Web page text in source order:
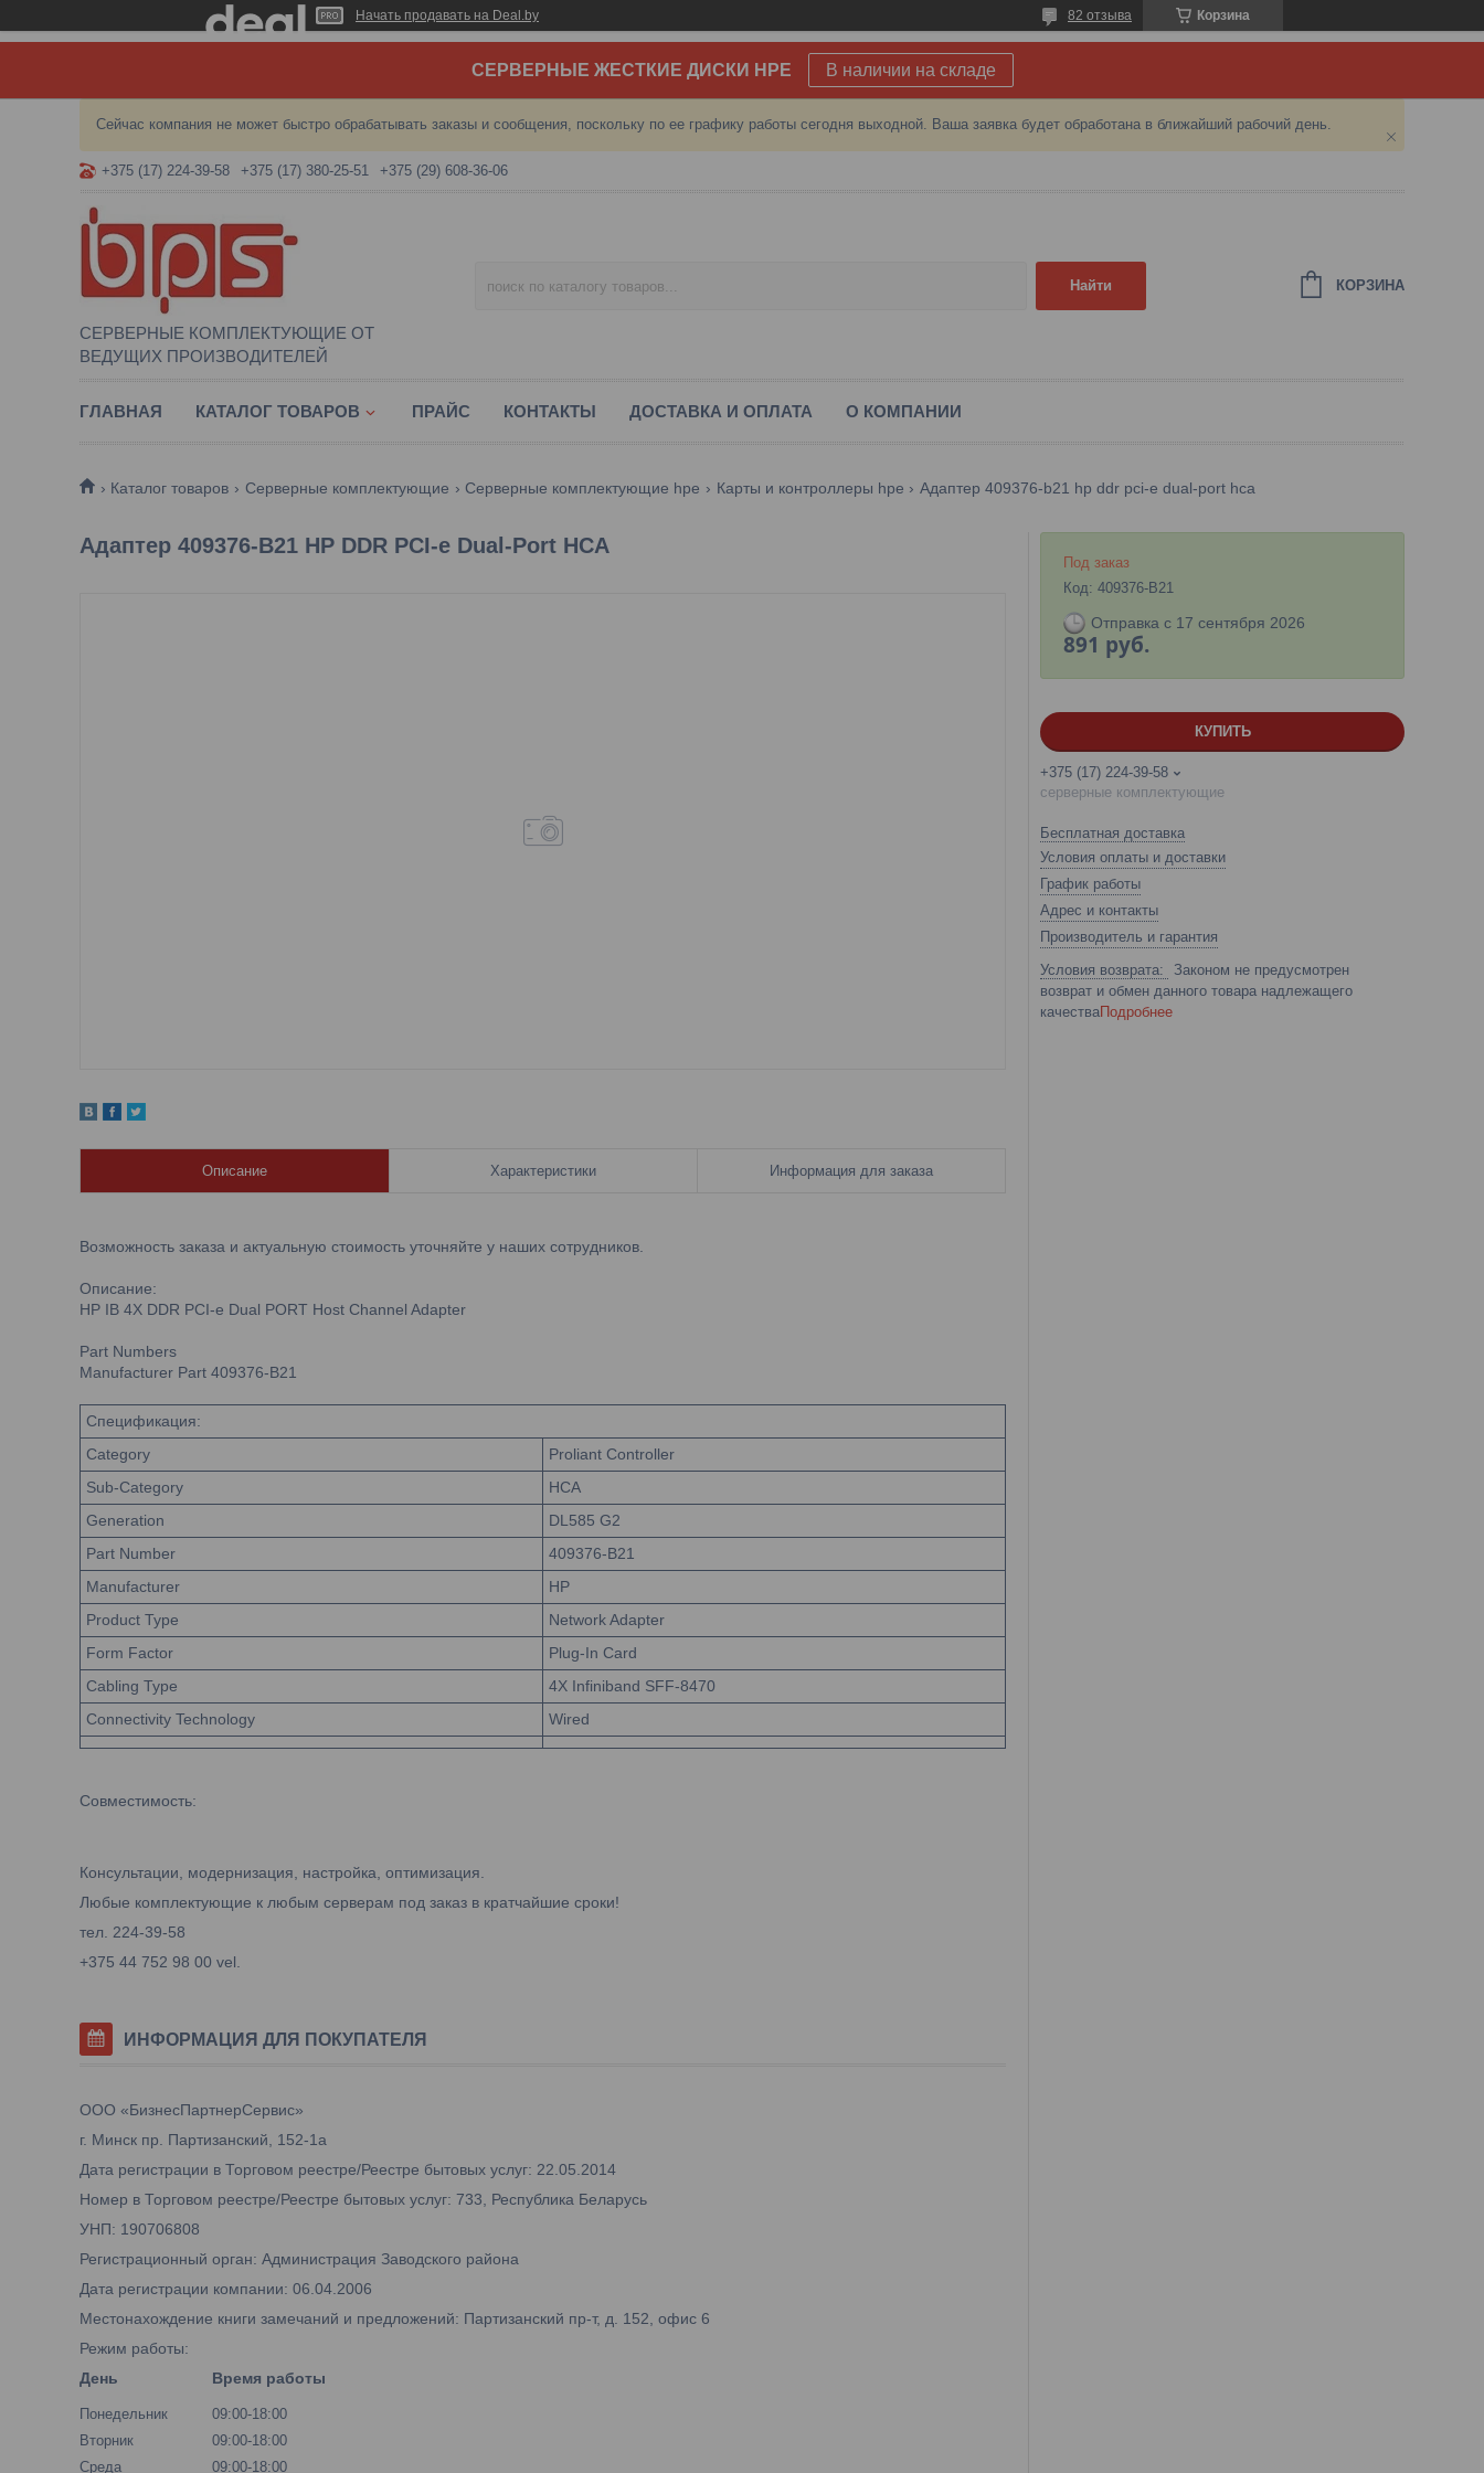
Начать продавать на Deal.by Корзина
82 отзыва
СЕРВЕРНЫЕ ЖЕСТКИЕ ДИСКИ HPE В наличии на складе
Сейчас компания не может быстро обрабатывать заказы и сообщения, поскольку по ее графику работы сегодня выходной. Ваша заявка будет обработана в ближайший рабочий день.
+375 (17) 224-39-58 +375 (17) 380-25-51 +375 (29) 608-36-06
СЕРВЕРНЫЕ КОМПЛЕКТУЮЩИЕ ОТ
ВЕДУЩИХ ПРОИЗВОДИТЕЛЕЙ
Найти КОРЗИНА
ГЛАВНАЯ КАТАЛОГ ТОВАРОВ ПРАЙС КОНТАКТЫ ДОСТАВКА И ОПЛАТА О КОМПАНИИ
Каталог товаров Серверные комплектующие Серверные комплектующие hpe Карты и контроллеры hpe Адаптер 409376-b21 hp ddr pci-e dual-port hca
Адаптер 409376-B21 HP DDR PCI-e Dual-Port HCA
Описание Характеристики Информация для заказа
Возможность заказа и актуальную стоимость уточняйте у наших сотрудников.
Описание:
HP IB 4X DDR PCI-e Dual PORT Host Channel Adapter
Part Numbers
Manufacturer Part 409376-B21
Спецификация:
Category
Proliant Controller
Sub-Category
HCA
Generation
DL585 G2
Part Number
409376-B21
Manufacturer
HP
Product Type
Network Adapter
Form Factor
Plug-In Card
Cabling Type
4X Infiniband SFF-8470
Connectivity Technology
Wired
Совместимость:
Консультации, модернизация, настройка, оптимизация.
Любые комплектующие к любым серверам под заказ в кратчайшие сроки!
тел. 224-39-58
+375 44 752 98 00 vel.
ИНФОРМАЦИЯ ДЛЯ ПОКУПАТЕЛЯ
ООО «БизнесПартнерСервис»
г. Минск пр. Партизанский, 152-1а
Дата регистрации в Торговом реестре/Реестре бытовых услуг: 22.05.2014
Номер в Торговом реестре/Реестре бытовых услуг: 733, Республика Беларусь
УНП: 190706808
Регистрационный орган: Администрация Заводского района
Дата регистрации компании: 06.04.2006
Местонахождение книги замечаний и предложений: Партизанский пр-т, д. 152, офис 6
Режим работы:
День
Время работы
Понедельник
09:00-18:00
Вторник
09:00-18:00
Среда
09:00-18:00
Под заказ
Код: 409376-B21
Отправка с 17 сентября 2026
891 руб.
КУПИТЬ
+375 (17) 224-39-58
серверные комплектующие
Бесплатная доставка
Условия оплаты и доставки
График работы
Адрес и контакты
Производитель и гарантия
Законом не предусмотрен
возврат и обмен данного товара надлежащего
качестваПодробнее